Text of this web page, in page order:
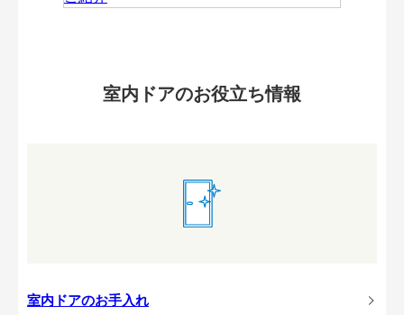
室内ドアのお役立ち情報
室内ドアのお手入れ